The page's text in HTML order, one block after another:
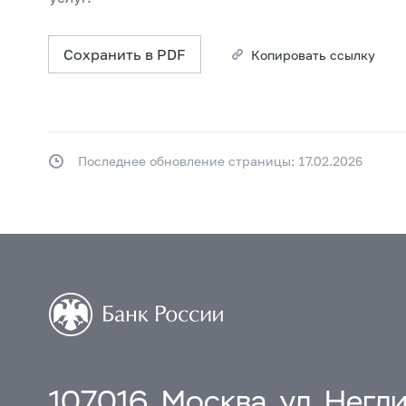
Сохранить в PDF Копировать ссылку
Последнее обновление страницы: 17.02.2026